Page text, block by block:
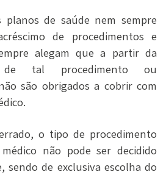
de saúde nem sempre
de procedimentos e
alegam que a partir da
de tal procedimento ou
são obrigados a cobrir com
o tipo de procedimento
não pode ser decidido
sendo de exclusiva escolha do